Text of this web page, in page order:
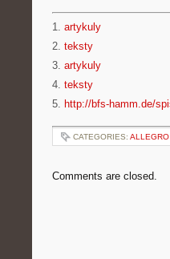
1. artykuly
2. teksty
3. artykuly
4. teksty
5. http://bfs-hamm.de/
CATEGORIES: ALLEGRO
Comments are closed.